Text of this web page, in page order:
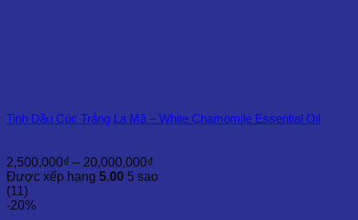
Tinh Dầu Cúc Trắng La Mã – White Chamomile Essential Oil
2,500,000₫ – 20,000,000₫
giá:
Được xếp hạng 5.00 5 sao
(11)
-20%